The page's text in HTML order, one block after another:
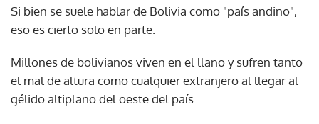
Si bien se suele hablar de Bolivia como "país andino",
eso es cierto solo en parte.
Millones de bolivianos viven en el llano y sufren tanto
el mal de altura como cualquier extranjero al llegar al
gélido altiplano del oeste del país.